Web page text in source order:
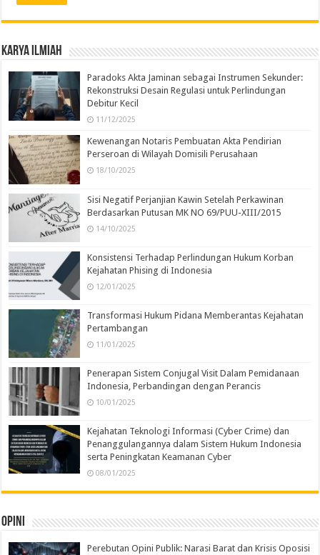
Karya Ilmiah
Paradoks Akta Jaminan sebagai Instrumen Sekunder:
Rekonstruksi Desain Regulasi untuk Perlindungan
Debitur Kecil
11/12/2025
Kewenangan Notaris Pembuatan Akta Pendirian
Perseroan di Wilayah Domisili Perusahaan
18/10/2025
Sisi Negatif Perjanjian Kawin Setelah Perkawinan
Berdasarkan Putusan MK NO 69/PUU-XIII/2015
14/10/2025
Konsistensi Terhadap Perlindungan Hukum Korban
Kejahatan Phising di Indonesia
12/01/2025
Transformasi Hukum Pidana Memberantas Kejahatan
Pertambangan
11/01/2025
Penerapan Sistem Conjugal Visit Dalam Pemidanaan
Indonesia, Perbandingan dengan Perancis
10/01/2025
Kejahatan Teknologi Informasi (Cyber Crime) dan
Penanggulangannya dalam Sistem Hukum Indonesia
serta Peningkatan Keamanan Cyber
08/01/2025
Opini
Perebutan Opini Publik: Narasi Barat dan Krisis Oposisi